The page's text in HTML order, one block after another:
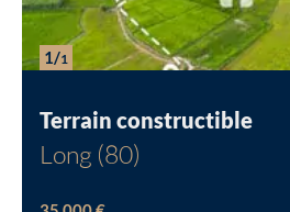
Chargement...
1/1
Terrain constructible
Long (80)